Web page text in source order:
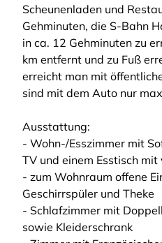
Scheunenladen und
Gehminuten, die S-Bahn
in ca. 12 Gehminuten zu
km entfernt und zu Fuß
erreicht man mit
sind mit dem Auto nur
Ausstattung:
- Wohn-/Esszimmer mit
TV und einem Esstisch mit
- zum Wohnraum offene
Geschirrspüler und Theke
- Schlafzimmer mit
sowie Kleiderschrank